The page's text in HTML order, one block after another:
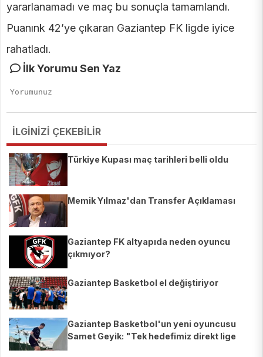
yararlanamadı ve maç bu sonuçla tamamlandı.
Puanınk 42’ye çıkaran Gaziantep FK ligde iyice
rahatladı.
İlk Yorumu Sen Yaz
İLGİNİZİ ÇEKEBİLİR
Türkiye Kupası maç tarihleri belli oldu
Memik Yılmaz'dan Transfer Açıklaması
Gaziantep FK altyapıda neden oyuncu
çıkmıyor?
Gaziantep Basketbol el değiştiriyor
Gaziantep Basketbol'un yeni oyuncusu
Samet Geyik: "Tek hedefimiz direkt lige